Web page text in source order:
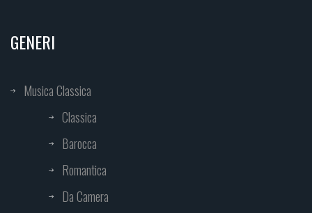
GENERI
Musica Classica
Classica
Barocca
Romantica
Da Camera